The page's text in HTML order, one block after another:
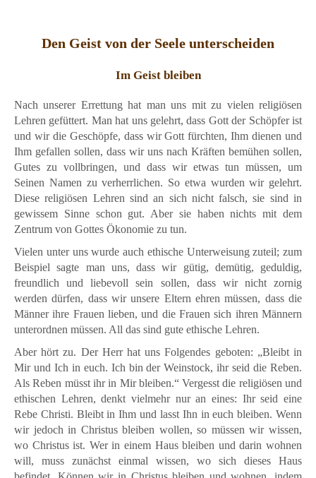
Den Geist von der Seele unterscheiden
Im Geist bleiben
Nach unserer Errettung hat man uns mit zu vielen religiösen
Lehren gefüttert. Man hat uns gelehrt, dass Gott der Schöpfer ist
und wir die Geschöpfe, dass wir Gott fürchten, Ihm dienen und
Ihm gefallen sollen, dass wir uns nach Kräften bemühen sollen,
Gutes zu vollbringen, und dass wir etwas tun müssen, um
Seinen Namen zu verherrlichen. So etwa wurden wir gelehrt.
Diese religiösen Lehren sind an sich nicht falsch, sie sind in
gewissem Sinne schon gut. Aber sie haben nichts mit dem
Zentrum von Gottes Ökonomie zu tun.
Vielen unter uns wurde auch ethische Unterweisung zuteil; zum
Beispiel sagte man uns, dass wir gütig, demütig, geduldig,
freundlich und liebevoll sein sollen, dass wir nicht zornig
werden dürfen, dass wir unsere Eltern ehren müssen, dass die
Männer ihre Frauen lieben, und die Frauen sich ihren Männern
unterordnen müssen. All das sind gute ethische Lehren.
Aber hört zu. Der Herr hat uns Folgendes geboten: „Bleibt in
Mir und Ich in euch. Ich bin der Weinstock, ihr seid die Reben.
Als Reben müsst ihr in Mir bleiben.“ Vergesst die religiösen und
ethischen Lehren, denkt vielmehr nur an eines: Ihr seid eine
Rebe Christi. Bleibt in Ihm und lasst Ihn in euch bleiben. Wenn
wir jedoch in Christus bleiben wollen, so müssen wir wissen,
wo Christus ist. Wer in einem Haus bleiben und darin wohnen
will, muss zunächst einmal wissen, wo sich dieses Haus